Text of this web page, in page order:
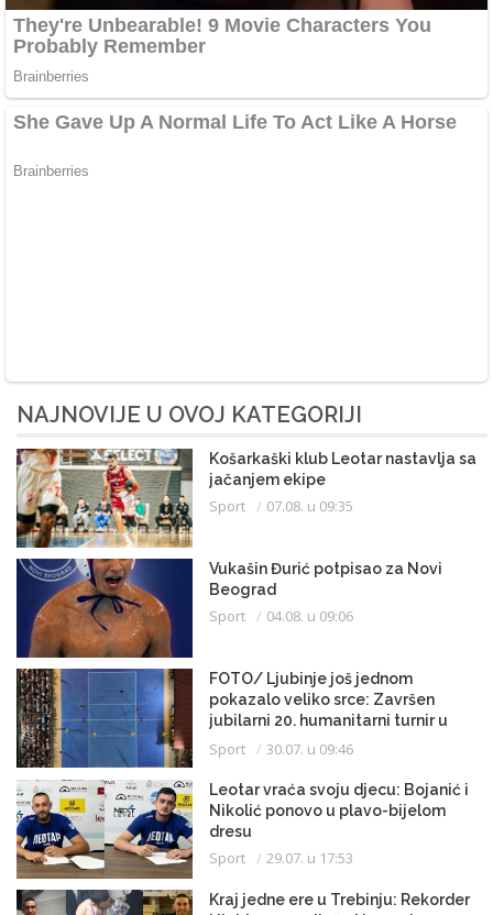
NAJNOVIJE U OVOJ KATEGORIJI
Košarkaški klub Leotar nastavlja sa
jačanjem ekipe
Sport 07.08. u 09:35
Vukašin Đurić potpisao za Novi
Beograd
Sport 04.08. u 09:06
FOTO/ Ljubinje još jednom
pokazalo veliko srce: Završen
jubilarni 20. humanitarni turnir u
malom fudbalu
Sport 30.07. u 09:46
Leotar vraća svoju djecu: Bojanić i
Nikolić ponovo u plavo-bijelom
dresu
Sport 29.07. u 17:53
Kraj jedne ere u Trebinju: Rekorder